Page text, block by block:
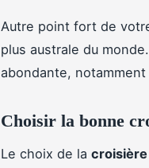
Autre point fort de
plus australe du
abondante,
Choisir la bonne
Le choix de la croisière